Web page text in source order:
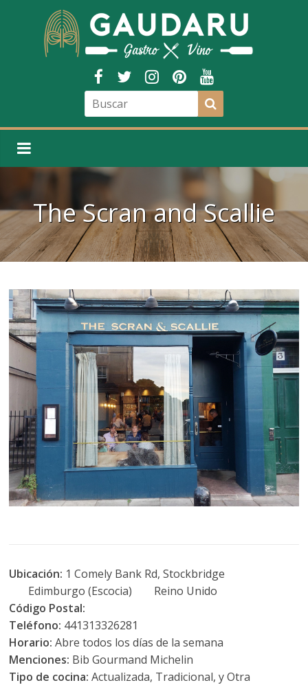
The Scran and Scallie
Ubicación: 1 Comely Bank Rd, Stockbridge
Edimburgo (Escocia) Reino Unido
Código Postal:
Teléfono: 441313326281
Horario:Abre todos los días de la semana
Menciones: Bib Gourmand Michelin
Tipo de cocina:Actualizada, Tradicional, y Otra